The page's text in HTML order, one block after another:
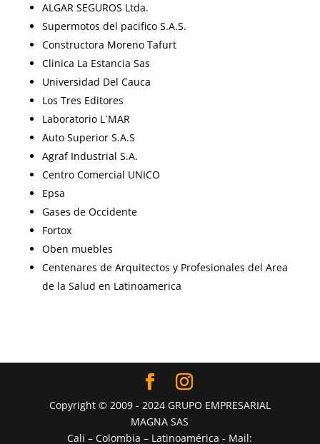
ALGAR SEGUROS Ltda.
Supermotos del pacifico S.A.S.
Constructora Moreno Tafurt
Clinica La Estancia Sas
Universidad Del Cauca
Los Tres Editores
Laboratorio L´MAR
Auto Superior S.A.S
Agraf Industrial S.A.
Centro Comercial UNICO
Epsa
Gases de Occidente
Fortox
Oben muebles
Centenares de Arquitectos y Profesionales del Area
de la Salud en Latinoamerica
Copyright © 2009 - 2024 GRUPO EMPRESARIAL
MAGNA SAS
Cali – Colombia – Latinoamérica - Mail: